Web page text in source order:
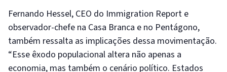
Fernando Hessel, CEO do Immigration Report e
observador-chefe na Casa Branca e no Pentágono,
também ressalta as implicações dessa movimentação.
“Esse êxodo populacional altera não apenas a
economia, mas também o cenário político. Estados